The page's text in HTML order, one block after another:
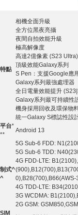
特點
相機全面升級
全方位黑夜亮攝
夜間自拍效能升級
極高解像度
高達2億像素 (S23
頂級效能Galaxy系列
S Pen：支援Google應
Galaxy系列最強處理器
全日電量效能提升
Galaxy系列最可持續性
機身採用回收及環保物
統一Galaxy S標誌性設
平台*
**
Android 13
制式^
^
5G Sub-6 FDD:
5G Sub-6 TDD:
4G FDD-LTE:
0),B28(700),B66(AWS-
4G TDD-LTE:
3G WCDMA:
2G GSM:
SIM